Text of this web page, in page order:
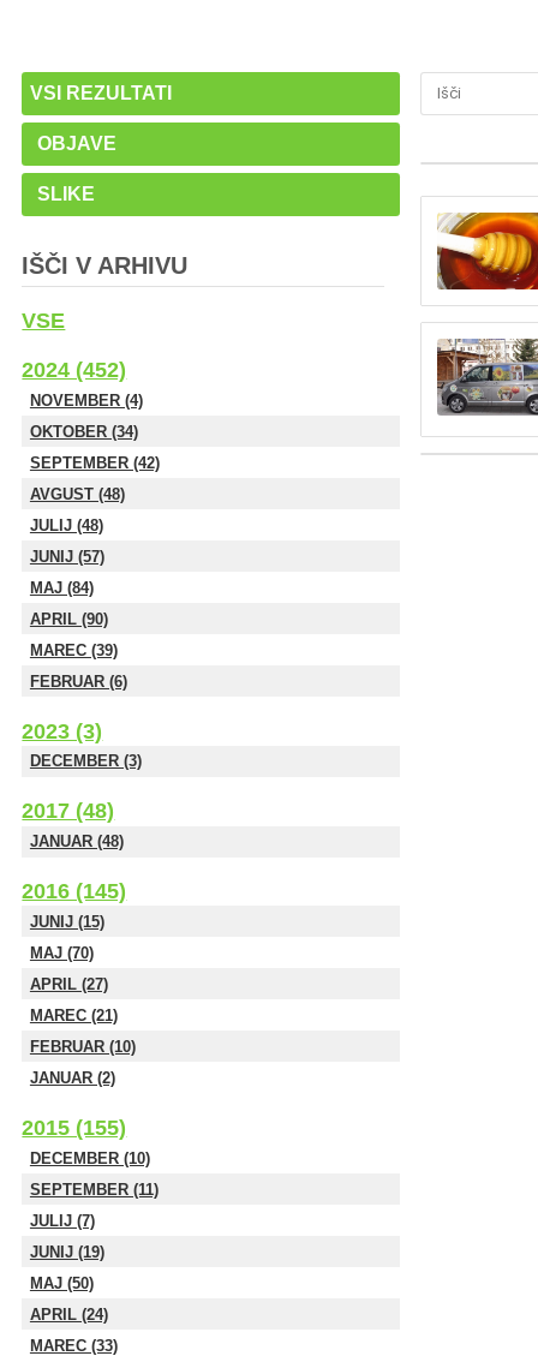
VSI REZULTATI
OBJAVE
SLIKE
IŠČI V ARHIVU
VSE
2024 (452)
NOVEMBER (4)
OKTOBER (34)
SEPTEMBER (42)
AVGUST (48)
JULIJ (48)
JUNIJ (57)
MAJ (84)
APRIL (90)
MAREC (39)
FEBRUAR (6)
2023 (3)
DECEMBER (3)
2017 (48)
JANUAR (48)
2016 (145)
JUNIJ (15)
MAJ (70)
APRIL (27)
MAREC (21)
FEBRUAR (10)
JANUAR (2)
2015 (155)
DECEMBER (10)
SEPTEMBER (11)
JULIJ (7)
JUNIJ (19)
MAJ (50)
APRIL (24)
MAREC (33)